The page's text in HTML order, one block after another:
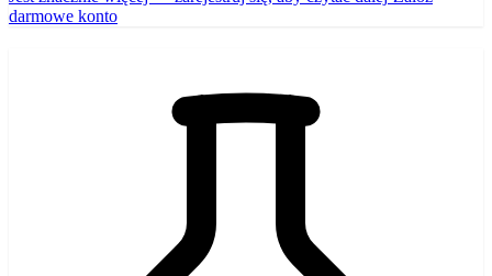
darmowe konto